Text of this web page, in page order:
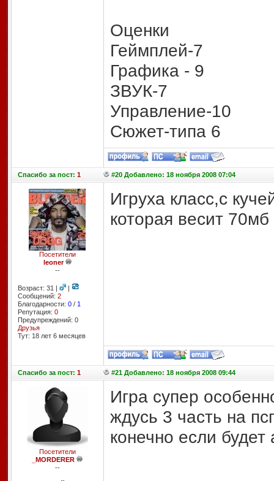
Оценки
Геймплей-7
Графика - 9
ЗВУК-7
Управление-10
Сюжет-типа 6
Спасибоза пост: 1 #20 Добавлено: 18 ноября 2008 07:04
Посетители
leoner
--
Возраст: 31 |
|
Сообщений: 2
Благодарности: 0/ 1
Репутация: 0
Предупреждений: 0
Друзья
Тут: 18 лет 6 месяцев
Игруха класс,с
которая весит
Спасибоза пост: 1 #21 Добавлено: 18 ноября 2008 09:44
Посетители
_MORDERER
--
Игра супер
ждусь 3 часть на
конечно если